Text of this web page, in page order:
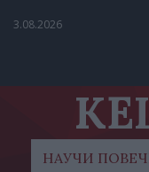
3.08.2026
НАУЧИ